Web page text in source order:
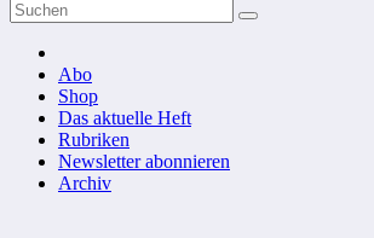
Abo
Shop
Das aktuelle Heft
Rubriken
Newsletter abonnieren
Archiv